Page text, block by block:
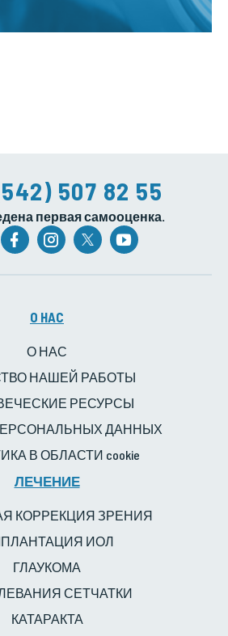
507 82 55
первая самооценка.
O HAC
О НАС
НАШЕЙ РАБОТЫ
РЕСУРСЫ
ДАННЫХ
В ОБЛАСТИ cookie
ЛЕЧЕНИЕ
КОРРЕКЦИЯ ЗРЕНИЯ
ИОЛ
ГЛАУКОМА
СЕТЧАТКИ
КАТАРАКТА